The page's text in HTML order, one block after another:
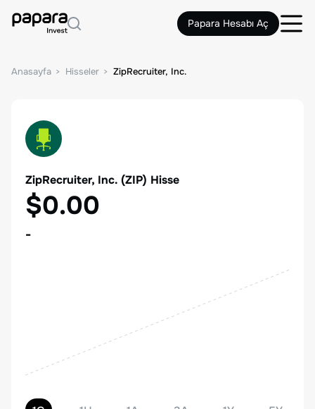
Papara Hesabı Aç
Anasayfa Hisseler ZipRecruiter, Inc.
ZipRecruiter, Inc. (ZIP) Hisse
$0.00
-